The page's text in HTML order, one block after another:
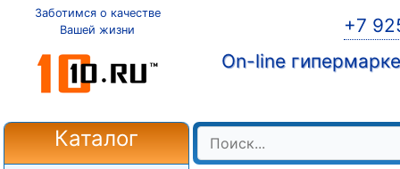
Заботимся о качестве
Вашей жизни
+7
On-line
Каталог